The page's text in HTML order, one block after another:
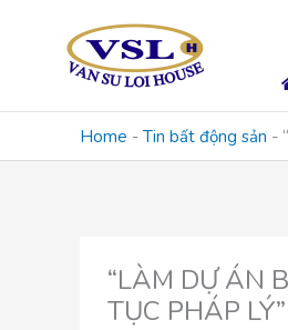
Home - Tin bất động sản -
“LÀM DỰ ÁN
TỤC PHÁP LÝ”